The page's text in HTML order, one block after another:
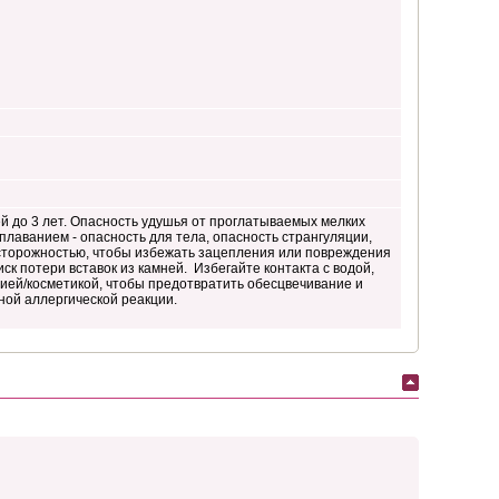
3 лет. Опасность удушья от проглатываемых мелких
- опасность для тела, опасность странгуляции,
чтобы избежать зацепления или повреждения
потери вставок из камней. Избегайте контакта с водой,
косметикой, чтобы предотвратить обесцвечивание и
аллергической реакции.